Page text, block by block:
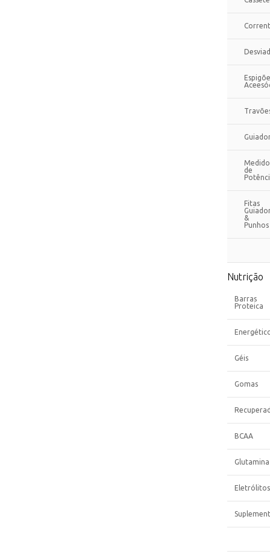
de
Fitas
&
Punhos
Nutrição
Barras
Proteica
Géis
Gomas
BCAA
Glutamina
Eletrólitos